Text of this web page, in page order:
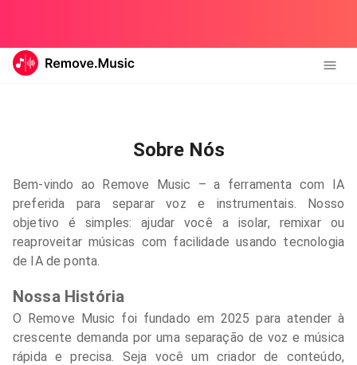
Sobre Nós
Bem-vindo ao Remove Music – a ferramenta com IA
preferida para separar voz e instrumentais. Nosso
objetivo é simples: ajudar você a isolar, remixar ou
reaproveitar músicas com facilidade usando tecnologia
de IA de ponta.
Nossa História
O Remove Music foi fundado em 2025 para atender à
crescente demanda por uma separação de voz e música
rápida e precisa. Seja você um criador de conteúdo,